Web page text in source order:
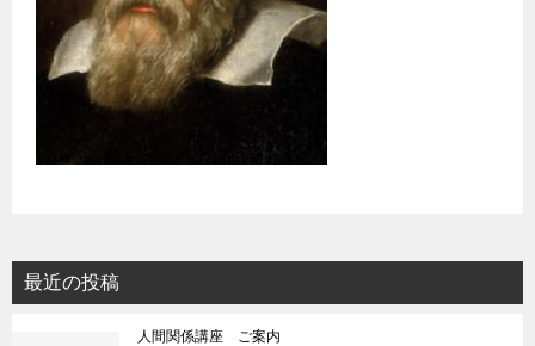
最近の投稿
人間関係講座 ご案内